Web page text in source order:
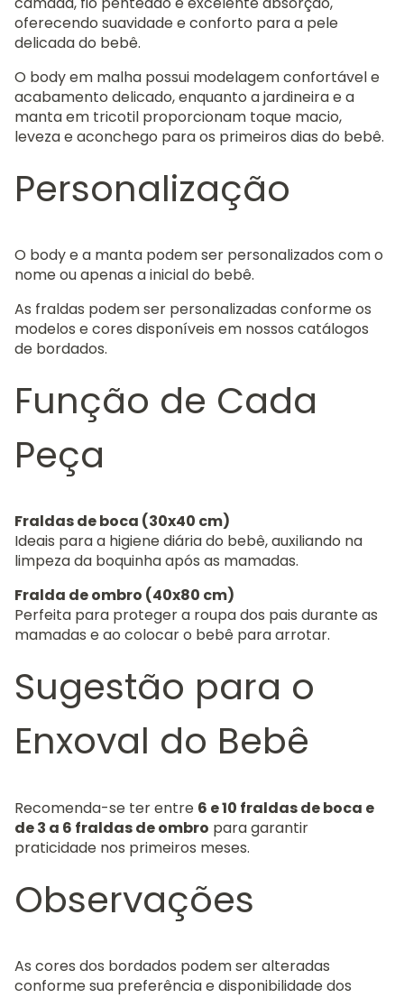
oferecendo suavidade e conforto para a pele
delicada do bebê.
O body em malha possui modelagem confortável e
acabamento delicado, enquanto a jardineira e a
manta em tricotil proporcionam toque macio,
leveza e aconchego para os primeiros dias do bebê.
Personalização
O body e a manta podem ser personalizados com o
nome ou apenas a inicial do bebê.
As fraldas podem ser personalizadas conforme os
modelos e cores disponíveis em nossos catálogos
de bordados.
Função de Cada
Peça
Fraldas de boca (30x40 cm)
Ideais para a higiene diária do bebê, auxiliando na
limpeza da boquinha após as mamadas.
Fralda de ombro (40x80 cm)
Perfeita para proteger a roupa dos pais durante as
mamadas e ao colocar o bebê para arrotar.
Sugestão para o
Enxoval do Bebê
Recomenda-se ter entre 6 e 10 fraldas de boca e
de 3 a 6 fraldas de ombro para garantir
praticidade nos primeiros meses.
Observações
As cores dos bordados podem ser alteradas
conforme sua preferência e disponibilidade dos